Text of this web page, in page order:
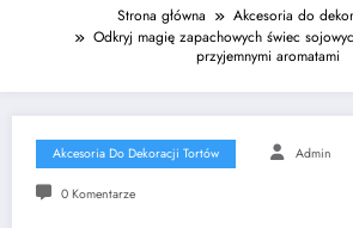
Strona główna
Akcesoria do
Odkryj magię zapachowych świec
przyjemnymi aromatami
Akcesoria Do Dekoracji Tortów Admin
0 Komentarze